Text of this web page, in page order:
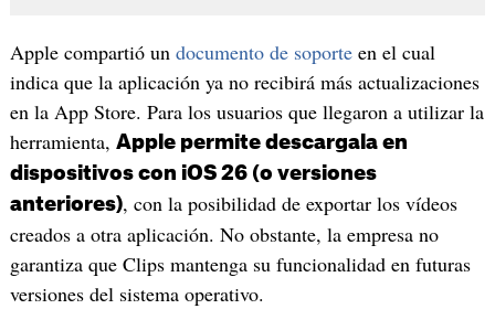
Apple compartió un documento de soporteen el cual
indica que la aplicación ya no recibirá más actualizaciones
en la App Store. Para los usuarios que llegaron a utilizar la
herramienta, Apple permite descargala en
dispositivos con iOS 26 (o versiones
anteriores), con la posibilidad de exportar los vídeos
creados a otra aplicación. No obstante, la empresa no
garantiza que Clips mantenga su funcionalidad en futuras
versiones del sistema operativo.